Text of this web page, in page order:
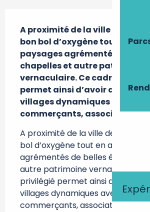
A proximité de la ville de Tours,
bon bol d’oxygène tout en
paysages agrémentés de
chapelles et autre patrimoine
vernaculaire. Ce cadre de vie
permet ainsi d’avoir
villages dynamiques avec de
commerçants, associations.
A proximité de la ville de Tours,
bol d’oxygène tout en admirant
agrémentés de belles églises,
autre patrimoine vernaculaire.
privilégié permet ainsi d’avoir
villages dynamiques avec de
commerçants, associations.